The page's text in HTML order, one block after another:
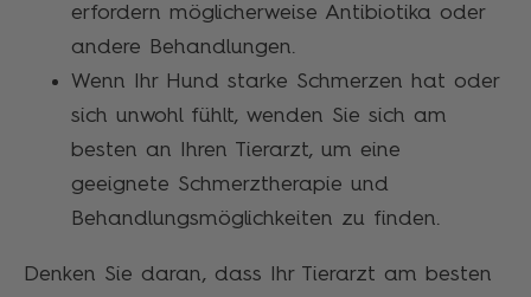
erfordern möglicherweise Antibiotika oder
andere Behandlungen.
Wenn Ihr Hund starke Schmerzen hat oder
sich unwohl fühlt, wenden Sie sich am
besten an Ihren Tierarzt, um eine
geeignete Schmerztherapie und
Behandlungsmöglichkeiten zu finden.
Denken Sie daran, dass Ihr Tierarzt am besten